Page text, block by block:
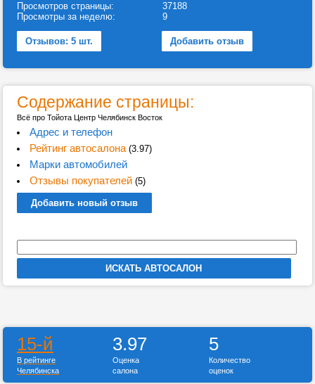
Просмотров страницы:
Просмотры за неделю:
37188
9
Отзывов: 5 шт. Добавить отзыв
Содержание страницы:
Всё про Тойота Центр Челябинск Восток
Адрес и телефон
Рейтинг автосалона(3.97)
Марки автомобилей
Отзывы покупателей(5)
Добавить новый отзыв
15-й
В рейтинге
Челябинска
3.97
Оценка
салона
5
Количество
оценок